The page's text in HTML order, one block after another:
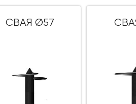
СВАЯ Ø57